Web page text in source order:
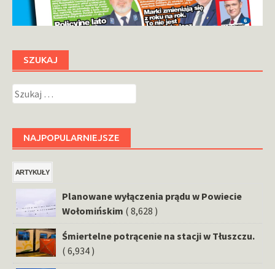
SZUKAJ
Szukaj:
NAJPOPULARNIEJSZE
ARTYKUŁY
Planowane wyłączenia prądu w Powiecie
Wołomińskim ( 8,628 )
Śmiertelne potrącenie na stacji w Tłuszczu.
( 6,934 )